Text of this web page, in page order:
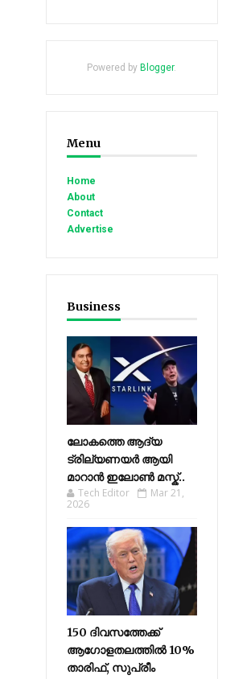
Powered by Blogger.
Menu
Home
About
Contact
Advertise
Business
ലോകത്തെ ആദ്യ
ട്രില്യണയർ ആയി
മാറാൻ ഇലോൺ മസ്ക്..
Tech Editor
Mar 21,
2026
150 ദിവസത്തേക്ക്
ആഗോളതലത്തിൽ 10%
താരിഫ്, സുപ്രീം